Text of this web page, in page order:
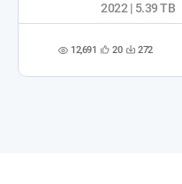
조 12,691 관
록
20 다 272
2022 | 5.39 TB